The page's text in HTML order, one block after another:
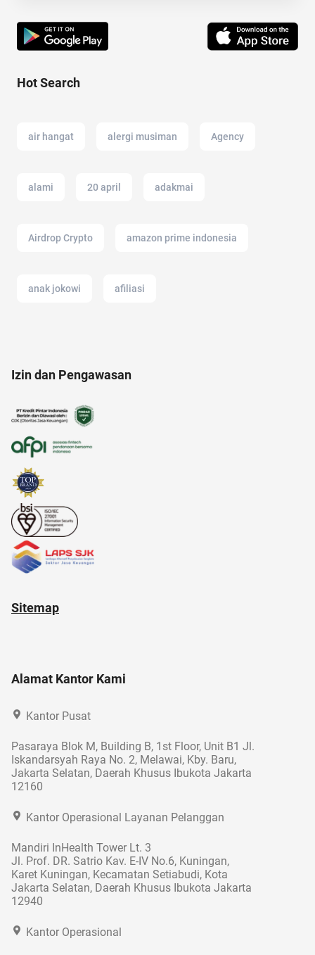
Hot Search
air hangat alergi musiman Agency
alami 20 april adakmai
Airdrop Crypto amazon prime indonesia
anak jokowi afiliasi
altcoin
ac modern
Izin dan Pengawasan
Sitemap
Alamat Kantor Kami
Kantor Pusat
Pasaraya Blok M, Building B, 1st Floor, Unit B1 Jl.
Iskandarsyah Raya No. 2, Melawai, Kby. Baru,
Jakarta Selatan, Daerah Khusus Ibukota Jakarta
12160
Kantor Operasional Layanan Pelanggan
Mandiri InHealth Tower Lt. 3
Jl. Prof. DR. Satrio Kav. E-IV No.6, Kuningan,
Karet Kuningan, Kecamatan Setiabudi, Kota
Jakarta Selatan, Daerah Khusus Ibukota Jakarta
12940
Kantor Operasional